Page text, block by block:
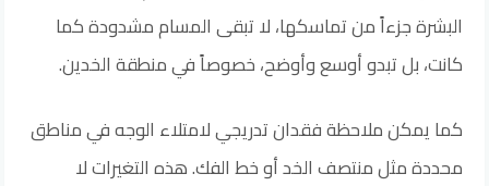
البشرة جزءاً من تماسكها، لا تبقى المسام مشدودة كما
كانت، بل تبدو أوسع وأوضح، خصوصاً في منطقة الخدين.
كما يمكن ملاحظة فقدان تدريجي لامتلاء الوجه في مناطق
محددة مثل منتصف الخد أو خط الفك. هذه التغيرات لا